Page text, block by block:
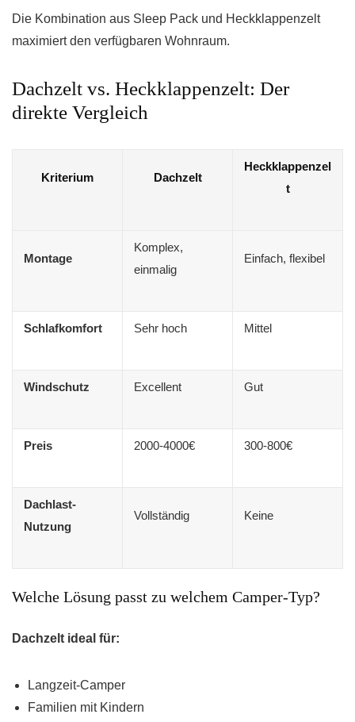
Die Kombination aus Sleep Pack und Heckklappenzelt
maximiert den verfügbaren Wohnraum.
Dachzelt vs. Heckklappenzelt: Der
direkte Vergleich
Kriterium Dachzelt
Heckklappenzel
t
Montage
Komplex,
einmalig
Einfach, flexibel
Schlafkomfort Sehr hoch Mittel
Windschutz Excellent Gut
Preis 2000-4000€ 300-800€
Dachlast-
Nutzung
Vollständig Keine
Welche Lösung passt zu welchem Camper-Typ?
Dachzelt ideal für:
Langzeit-Camper
Familien mit Kindern